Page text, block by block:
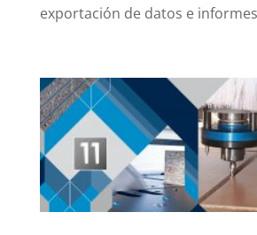
exportación de datos e